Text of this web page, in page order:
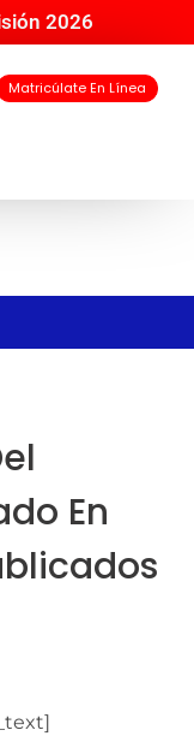
2026
Matricúlate En Línea
En